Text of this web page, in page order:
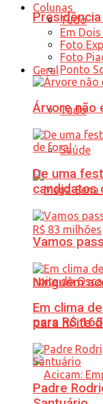
Geral
Tudo
Saúde
Ninguém
para R$
Colunas
Tudo
Em
Foto
Foto
Ponto
Árvore não
De uma
candidatos
Vamos
Em clima
para noite
Padre